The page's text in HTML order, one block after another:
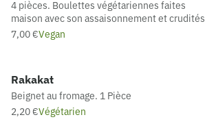
4 pièces. Boulettes végétariennes faites
maison avec son assaisonnement et crudités
7,00 €Vegan
Rakakat
Beignet au fromage. 1 Pièce
2,20 €Végétarien